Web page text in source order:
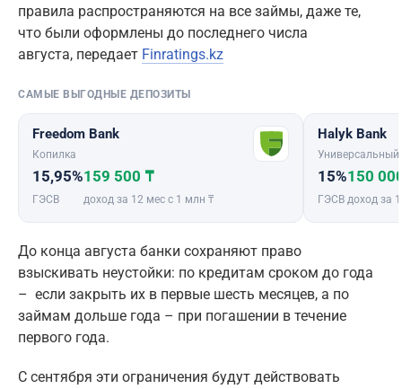
правила распространяются на все займы, даже те,
что были оформлены до последнего числа
августа, передает Finratings.kz
САМЫЕ ВЫГОДНЫЕ ДЕПОЗИТЫ
Freedom Bank
Копилка
15,95%
ГЭСВ
159 500 ₸
доход за 12 мес с 1 млн ₸
Halyk Bank
Универсальный
15%
ГЭСВ
150
доход за
До конца августа банки сохраняют право
взыскивать неустойки: по кредитам сроком до года
– если закрыть их в первые шесть месяцев, а по
займам дольше года – при погашении в течение
первого года.
C сентября эти ограничения будут действовать